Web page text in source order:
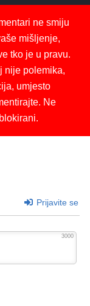
ne smiju
mišljenje,
tko je u pravu.
nije polemika,
umjesto
Ne
Prijavite se
3000